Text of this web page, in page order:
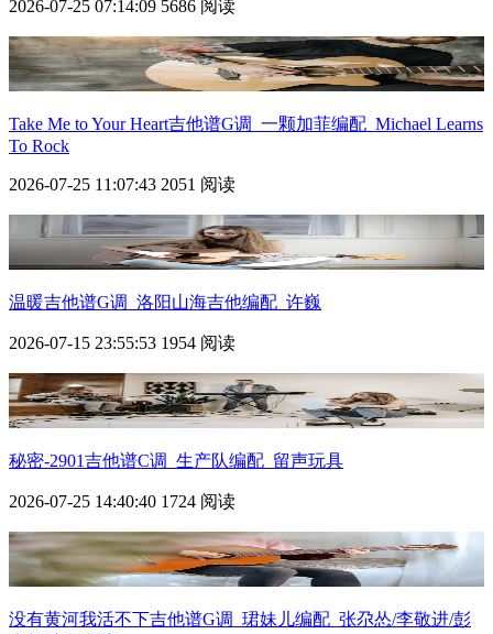
2026-07-25 07:14:09 5686 阅读
Take Me to Your Heart吉他谱G调_一颗加菲编配_Michael Learns
To Rock
2026-07-25 11:07:43 2051 阅读
温暖吉他谱G调_洛阳山海吉他编配_许巍
2026-07-15 23:55:53 1954 阅读
秘密-2901吉他谱C调_生产队编配_留声玩具
2026-07-25 14:40:40 1724 阅读
没有黄河我活不下吉他谱G调_珺妹儿编配_张尕怂/李敬进/彭